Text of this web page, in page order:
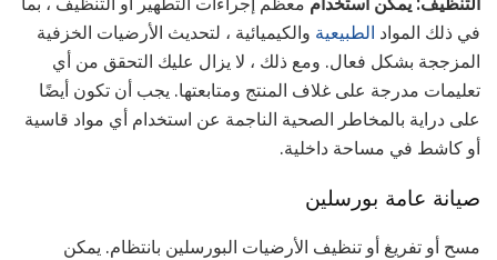
في ذلك المواد الطبيعية والكيميائية ، لتحديث الأرضيات الخزفية
المزججة بشكل فعال. ومع ذلك ، لا يزال عليك التحقق من أي
تعليمات مدرجة على غلاف المنتج ومتابعتها. يجب أن تكون أيضًا
على دراية بالمخاطر الصحية الناجمة عن استخدام أي مواد قاسية
أو كاشط في مساحة داخلية.
صيانة عامة بورسلين
مسح أو تفريغ أو تنظيف الأرضيات البورسلين بانتظام. يمكن